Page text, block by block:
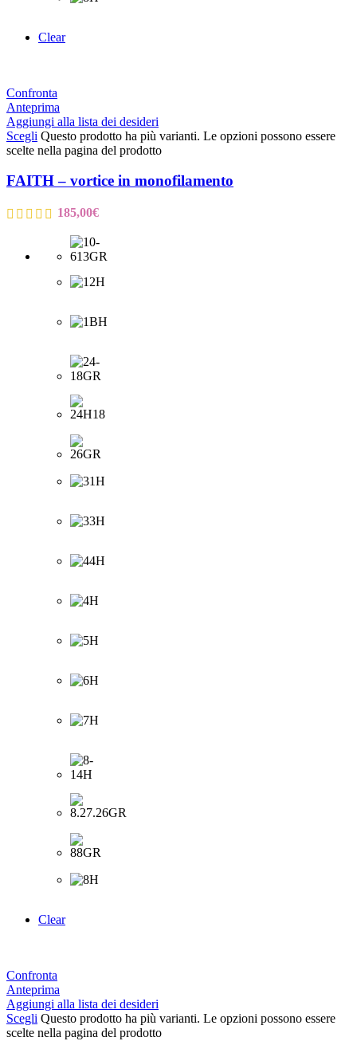
Clear
Confronta
Anteprima
Aggiungi alla lista dei desideri
Scegli Questo prodotto ha più varianti. Le opzioni possono essere
scelte nella pagina del prodotto
FAITH – vortice in monofilamento
185,00€
Clear
Confronta
Anteprima
Aggiungi alla lista dei desideri
Scegli Questo prodotto ha più varianti. Le opzioni possono essere
scelte nella pagina del prodotto